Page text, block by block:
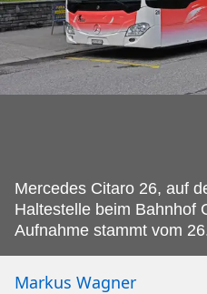
Mercedes Citaro 26, auf
Haltestelle beim Bahnhof
Aufnahme stammt vom
Markus Wagner